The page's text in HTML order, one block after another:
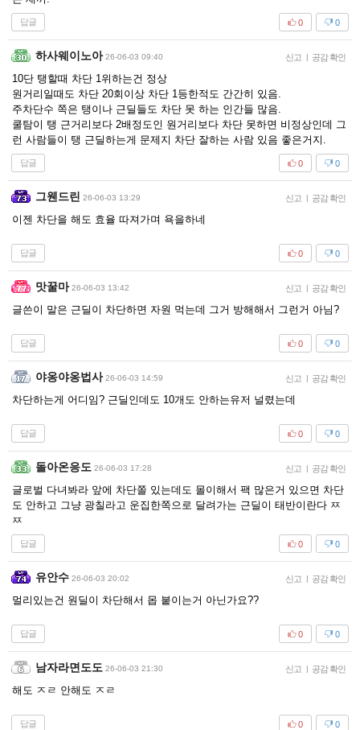
답글 0
0
하사웨이노아 26-06-03 09:40 신고 | 공감 확인
10단 탱할때 차단 1위하는건 정상
원거리일때도 차단 20회이상 차단 1등한적도 간간히 있음.
주차단수 쪽은 탱이나 근딜들도 차단 못 하는 인간들 많음.
쿨탐이 탱 근거리보다 2배정도인 원거리보다 차단 못하면 비정상인데 그
런 사람들이 탱 근딜하는게 문제지 차단 잘하는 사람 있음 좋은거지.
답글 0
0
그웬드린 26-06-03 13:29 신고 | 공감 확인
이젠 차단을 해도 효율 따져가며 욕을하네
답글 0
0
맛꿀마 26-06-03 13:42 신고 | 공감 확인
글쓴이 말은 근딜이 차단하면 자원 먹는데 그거 방해해서 그런거 아님?
답글 0
0
야옹야옹법사 26-06-03 14:59 신고 | 공감 확인
차단하는게 어디임? 근딜인데도 10개도 안하는유저 널렸는데
답글 0
0
돌아온응도 26-06-03 17:28 신고 | 공감 확인
글로벌 다녀봐라 앞에 차단쫄 있는데도 몰이해서 팩 많은거 있으면 차단
도 안하고 그냥 광칠라고 운집한쪽으로 달려가는 근딜이 태반이란다 ㅉ
ㅉ
답글 0
0
유안수 26-06-03 20:02 신고 | 공감 확인
멀리있는건 원딜이 차단해서 몹 붙이는거 아닌가요??
답글 0
0
남자라면도도 26-06-03 21:30 신고 | 공감 확인
해도 ㅈㄹ 안해도 ㅈㄹ
답글 0
0